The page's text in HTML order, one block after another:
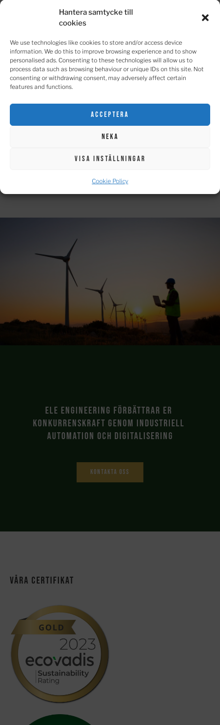
Hantera samtycke till
cookies
We use technologies like cookies to store and/or access device
information. We do this to improve browsing experience and to show
personalised ads. Consenting to these technologies will allow us to
process data such as browsing behaviour or unique IDs on this site. Not
consenting or withdrawing consent, may adversely affect certain
features and functions.
Acceptera
Neka
Visa inställningar
Cookie Policy
en sund och stödjande verksamhetskultur. Varje anställd har
ett ansvar att bidra till arbetsgemenskapens atmosfär och
en viktig del av dagens yrkeskompetens.
Vi på ELE Engineering värdesätter mångfald och erbjuder lika
möjligheter oavsett kön, etniskt ursprung, religion,
funktionsvariation, ålder eller sexuell läggning. Vi på ELE
tillsammans med de övriga Solwers-företagen främjar
En puls-undersökning som mäter personalens tillfredsställelse
genomförs minst en gång om året. Personalens välbefinnande
och trivsel är centrala frågor på ELE Engineering.
ELE Engineering förbättrar er
konkurrenskraft genom industriell
automation och digitalisering
Kontakta oss
Våra certifikat